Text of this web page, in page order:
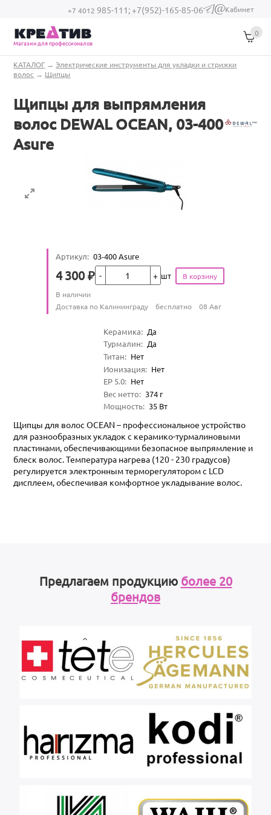
Перейти к основному содержанию
+7 4012 985-111;+7(952)-165-85-06
(link sends e-
Кабинет
Магазин для профессионалов
0
Вы здесь
КАТАЛОГ →Электрические инструменты для укладки и стрижки
волос → Щипцы
Щипцы для выпрямления
волос DEWAL OCEAN, 03-400
Asure
Артикул: 03-400 Asure
Цена
4 300 ₽Кол-во шт
Количество
В наличии
Условия доставки
Доставка по Калининграду бесплатно 08 Авг
Характеристики
Керамика: Да
Турмалин: Да
Титан: Нет
Ионизация: Нет
EP 5.0: Нет
Вес нетто: 374 г
Мощность: 35 Вт
Щипцы для волос OCEAN – профессиональное устройство
для разнообразных укладок с керамико-турмалиновыми
пластинами, обеспечивающими безопасное выпрямление и
блеск волос. Температура нагрева (120 - 230 градусов)
регулируется электронным терморегулятором с LCD
дисплеем, обеспечивая комфортное укладывание волос.
Предлагаем продукцию более 20
брендов